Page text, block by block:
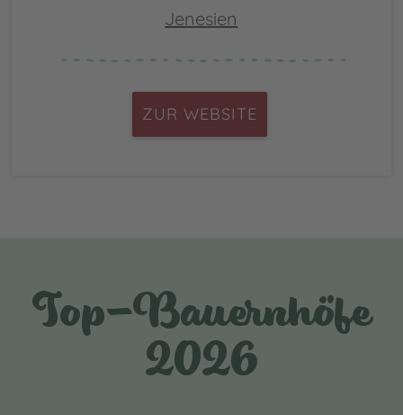
Jenesien
ZUR WEBSITE
Top-Bauernhöfe
2026